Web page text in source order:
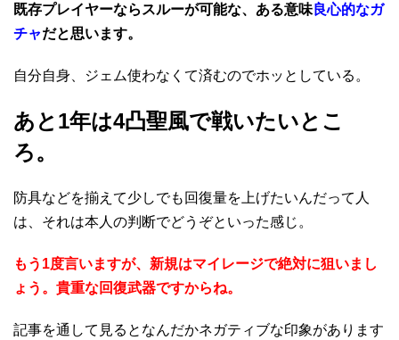
既存プレイヤーならスルーが可能な、ある意味 良心的なガ
チャだと思います。
自分自身、ジェム使わなくて済むのでホッとしている。
あと1年は4凸聖風で戦いたいとこ
ろ。
防具などを揃えて少しでも回復量を上げたいんだって人
は、それは本人の判断でどうぞといった感じ。
もう1度言いますが、新規はマイレージで絶対に狙いまし
ょう。貴重な回復武器ですからね。
記事を通して見るとなんだかネガティブな印象があります